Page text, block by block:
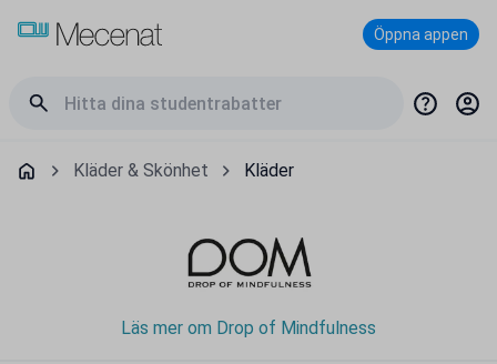
Öppna appen
Kläder & Skönhet Kläder
Läs mer om Drop of Mindfulness